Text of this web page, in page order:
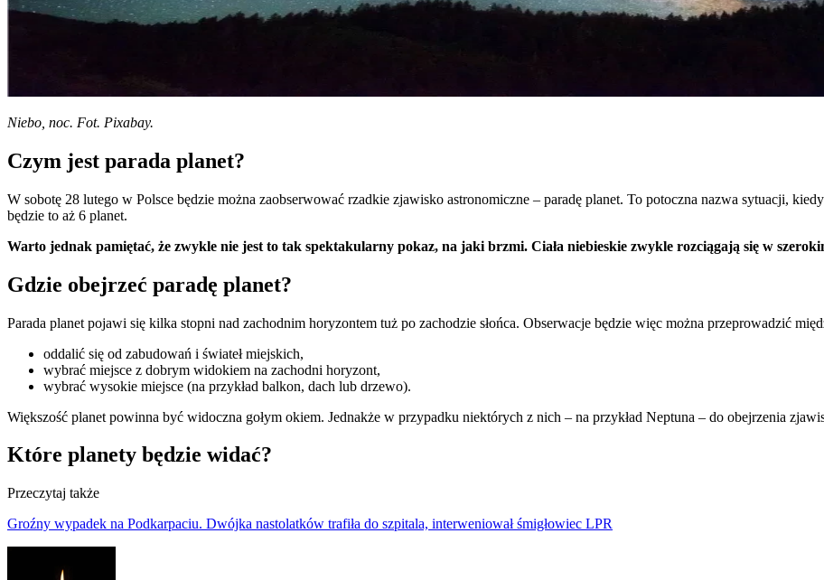
Niebo, noc. Fot. Pixabay.
Czym jest parada planet?
W sobotę 28 lutego w Polsce będzie można zaobserwować rzadkie zjawisko astronomiczne – paradę planet. To potoczna nazwa sytuacji,
będzie to aż 6 planet.
Warto jednak pamiętać, że zwykle nie jest to tak spektakularny pokaz, na jaki brzmi. Ciała niebieskie zwykle rozciągają się w
Gdzie obejrzeć paradę planet?
Parada planet pojawi się kilka stopni nad zachodnim horyzontem tuż po zachodzie słońca. Obserwacje będzie więc można przeprowadzić
oddalić się od zabudowań i świateł miejskich,
wybrać miejsce z dobrym widokiem na zachodni horyzont,
wybrać wysokie miejsce (na przykład balkon, dach lub drzewo).
Większość planet powinna być widoczna gołym okiem. Jednakże w przypadku niektórych z nich – na przykład Neptuna – do obejrzenia
Które planety będzie widać?
Przeczytaj także
Groźny wypadek na Podkarpaciu. Dwójka nastolatków trafiła do szpitala, interweniował śmigłowiec LPR